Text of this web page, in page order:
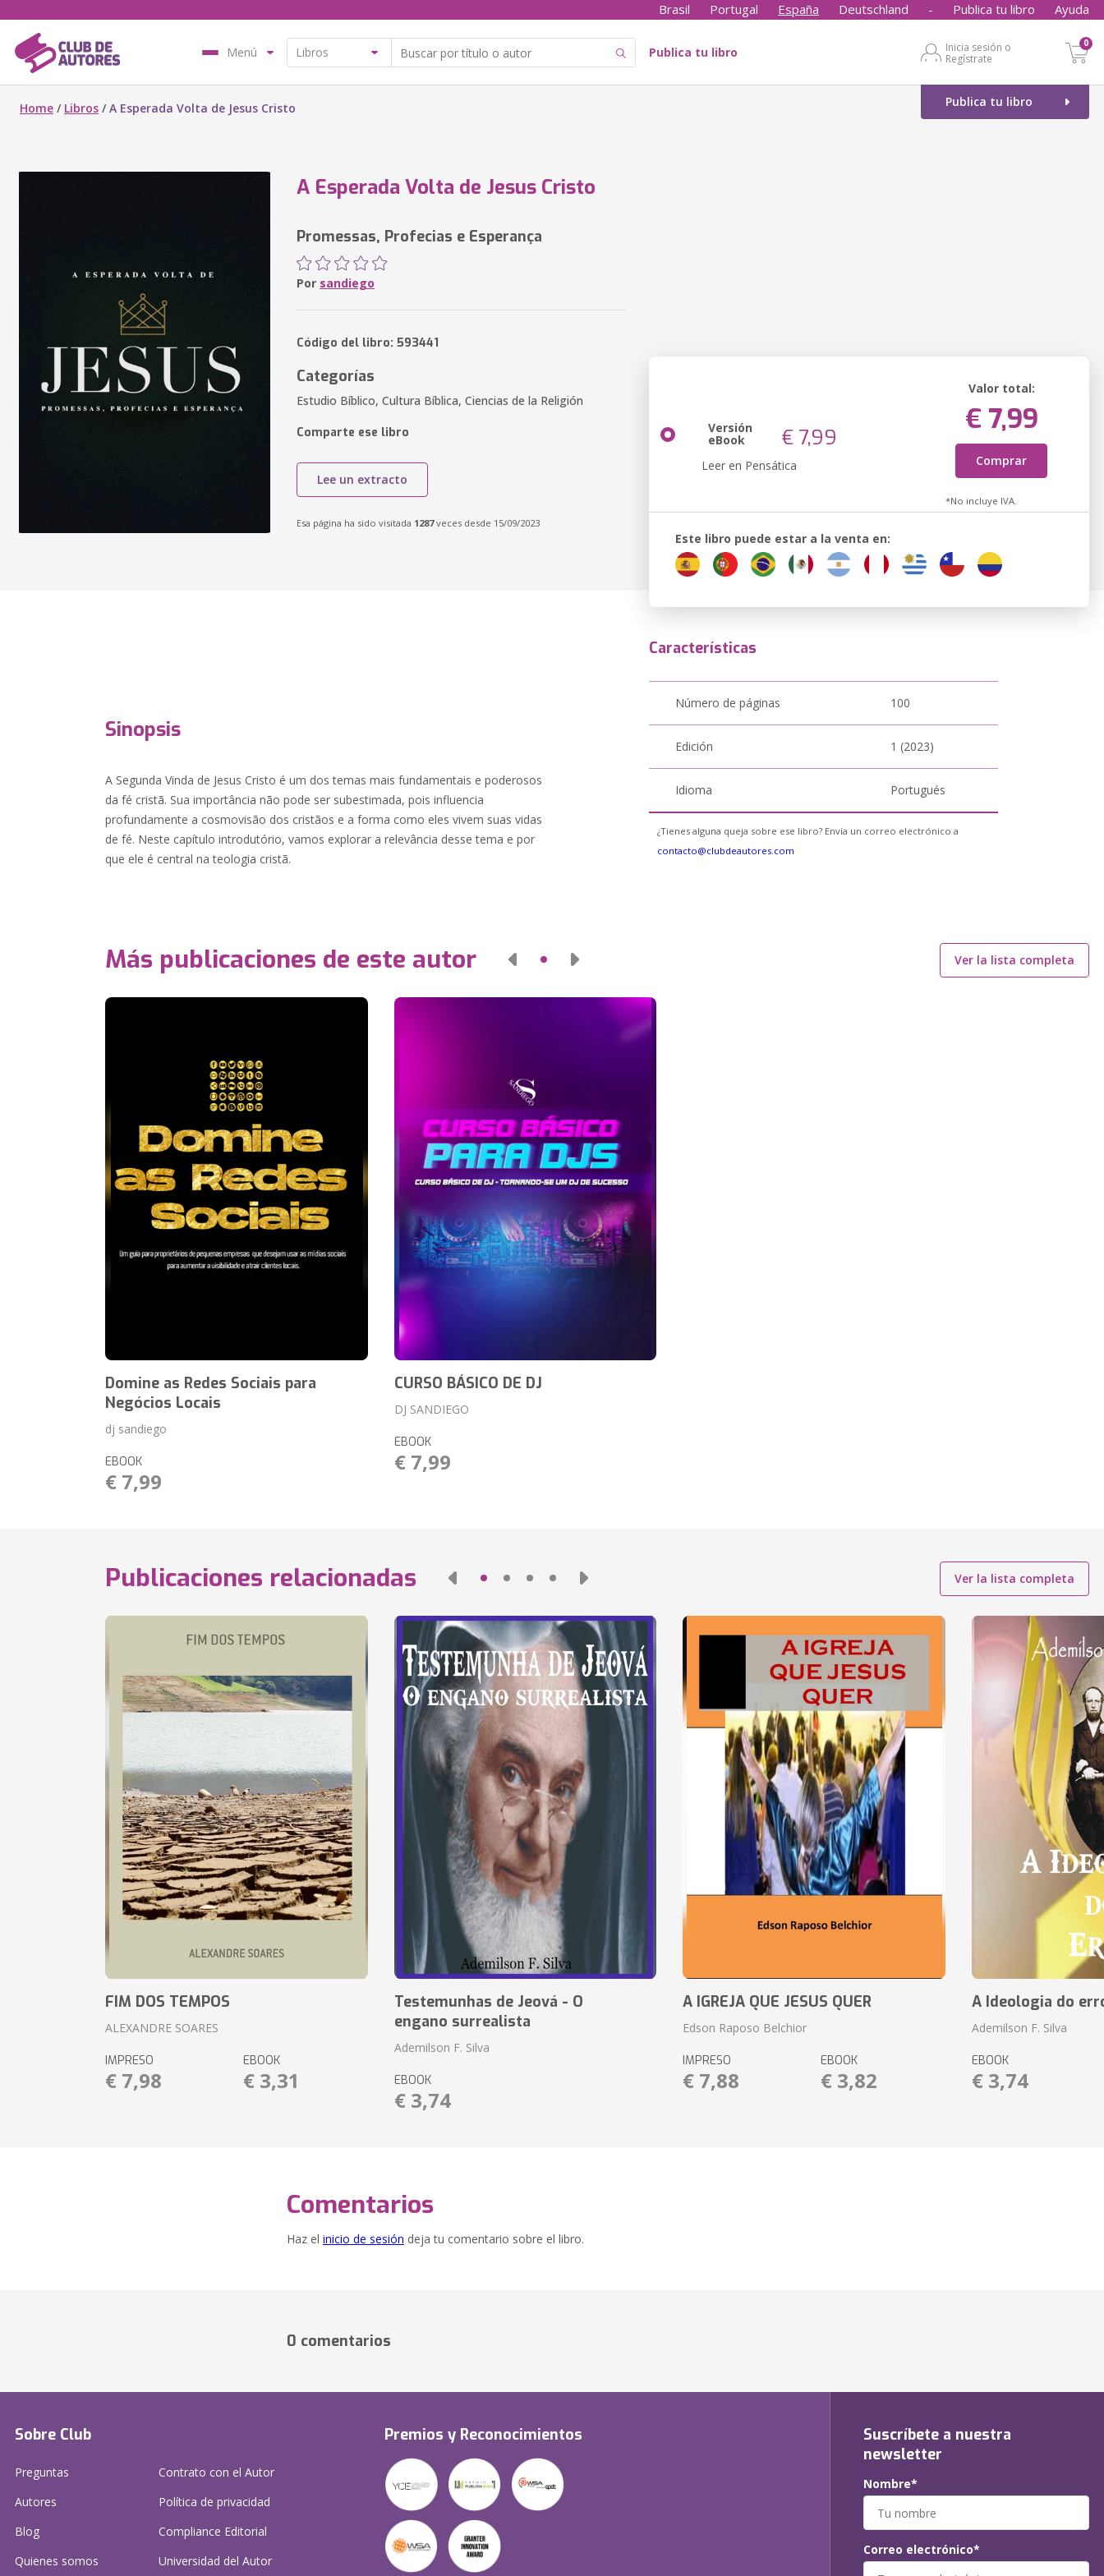
Brasil Portugal España Deutschland - Publica tu libro Ayuda
Menú Publica tu libro
Inicia sesión o
Regístrate
0
Publica tu libro
Home / Libros /A Esperada Volta de Jesus Cristo
A Esperada Volta de Jesus Cristo
Promessas, Profecias e Esperança
Por sandiego
Código del libro: 593441
Categorías
Estudio Bíblico, Cultura Bíblica, Ciencias de la Religión
Comparte ese libro
Lee un extracto
Esa página ha sido visitada 1287veces desde 15/09/2023
Versión
eBook € 7,99
Leer en Pensática
Valor total:
€ 7,99
Comprar
*No incluye IVA.
Este libro puede estar a la venta en:
Sinopsis
A Segunda Vinda de Jesus Cristo é um dos temas mais fundamentais e poderosos
da fé cristã. Sua importância não pode ser subestimada, pois influencia
profundamente a cosmovisão dos cristãos e a forma como eles vivem suas vidas
de fé. Neste capítulo introdutório, vamos explorar a relevância desse tema e por
que ele é central na teologia cristã.
Características
Número de páginas 100
Edición 1 (2023)
Idioma Portugués
¿Tienes alguna queja sobre ese libro? Envía un correo electrónico a
contacto@clubdeautores.com
Más publicaciones de este autor Ver la lista completa
Domine as Redes Sociais para
Negócios Locais
dj sandiego
EBOOK
€ 7,99
CURSO BÁSICO DE DJ
DJ SANDIEGO
EBOOK
€ 7,99
Publicaciones relacionadas Ver la lista completa
FIM DOS TEMPOS
ALEXANDRE SOARES
IMPRESO
€ 7,98
EBOOK
€ 3,31
Testemunhas de Jeová - O
engano surrealista
Ademilson F. Silva
EBOOK
€ 3,74
A IGREJA QUE JESUS QUER
Edson Raposo Belchior
IMPRESO
€ 7,88
EBOOK
€ 3,82
A Ideologia do
Ademilson F. Silva
EBOOK
€ 3,74
Comentarios
Haz el inicio de sesión deja tu comentario sobre el libro.
0 comentarios
Sobre Club
Preguntas
Autores
Blog
Quienes somos
Contrato con el Autor
Política de privacidad
Compliance Editorial
Universidad del Autor
Premios y Reconocimientos
Suscríbete a nuestra
newsletter
Nombre*
Correo electrónico*